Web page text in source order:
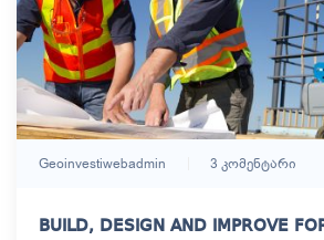
Geoinvestiwebadmin 3 Კომენტარი
BUILD, DESIGN AND IMPROVE